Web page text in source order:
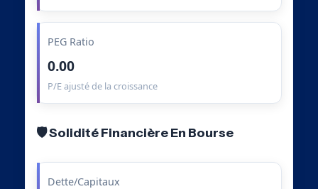
PEG Ratio
0.00
P/E ajusté de la croissance
🛡️ Solidité Financière En Bourse
Dette/Capitaux